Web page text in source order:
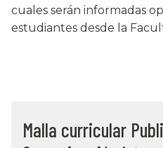
cuales serán informadas
estudiantes desde la
Malla curricular